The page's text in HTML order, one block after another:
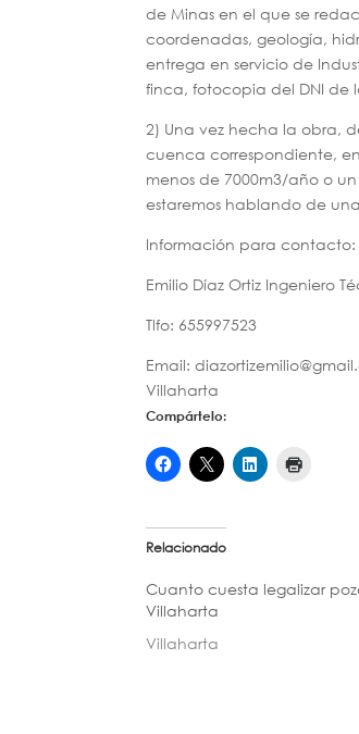
de Minas en el que se
coordenadas, geología,
entrega en servicio de
finca, fotocopia del DNI de
2) Una vez hecha la obra,
cuenca correspondiente,
menos de 7000m3/año o
estaremos hablando de
Información para contacto:
Emilio Díaz Ortiz Ingeniero
Tlfo: 655997523
Email:
Villaharta
Compártelo:
Relacionado
Cuanto cuesta legalizar
Villaharta
Villaharta